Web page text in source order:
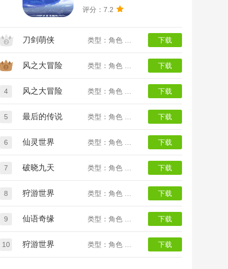
评分：7.2
刀剑萌侠 下载
风之大冒险 下载
4 风之大冒险 下载
5 最后的传说 下载
6 仙灵世界 下载
7 破晓九天 下载
8 狩游世界 下载
9 仙语奇缘 下载
10 狩游世界 下载